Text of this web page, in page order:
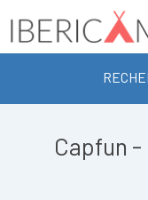
Capfun